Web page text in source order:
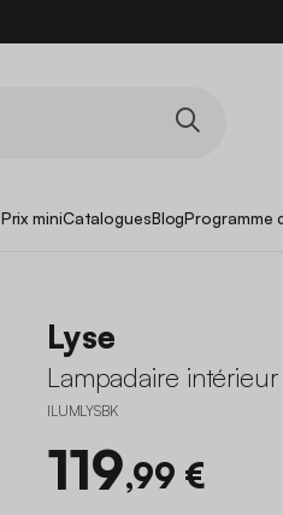
Prix miniCataloguesBlogProgramme
Lyse
Lampadaire
ILUMLYSBK
119,99 €